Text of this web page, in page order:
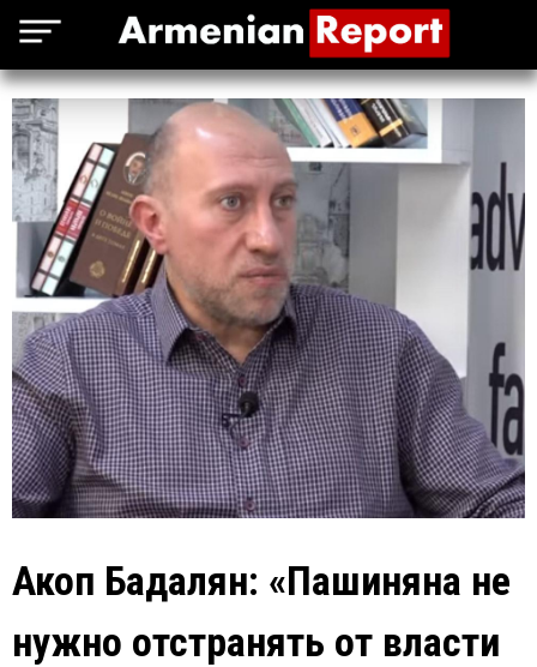
Акоп Бадалян: «Пашиняна не
нужно отстранять от власти